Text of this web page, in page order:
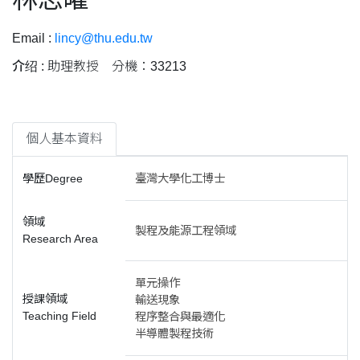
Email : lincy@thu.edu.tw
介绍 : 助理教授 分機：33213
個人基本資料
學歷Degree 臺灣大學化工博士
領域
Research Area
製程及能源工程領域
授課領域
Teaching Field
單元操作
輸送現象
程序整合與最適化
半導體製程技術